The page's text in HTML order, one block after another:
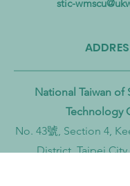
stic-
National Taiwan of
Technology
No. 43號, Section 4,
District, Taipei